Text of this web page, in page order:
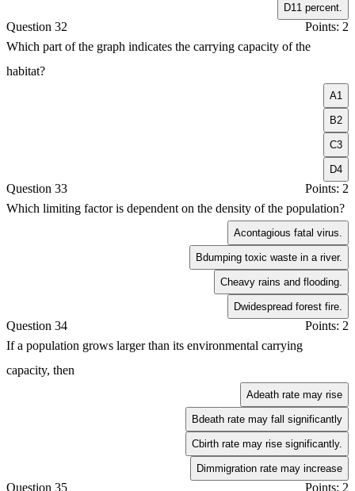
D 11 percent.
Question 32
Points: 2
Which part of the graph indicates the carrying capacity of the
habitat?
A
B2
C3
D4
Question 33
Points: 2
Which limiting factor is dependent on the density of the population?
Acontagious fatal virus.
Bdumping toxic waste in a river.
Cheavy rains and flooding.
Dwidespread forest fire.
Question 34
Points: 2
If a population grows larger than its environmental carrying
capacity, then
Adeath rate may rise
Bdeath rate may fall significantly
Cbirth rate may rise significantly.
Dimmigration rate may increase
Question 35
Points: 2